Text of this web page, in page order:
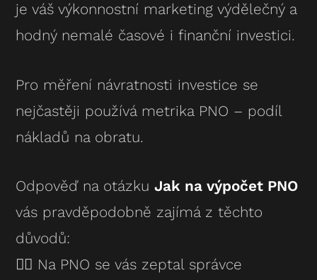
je váš výkonnostní marketing výdělečný a
hodný nemalé časové i finanční investici.
Pro měření návratnosti investice se
nejčastěji používá metrika PNO – podíl
nákladů na obratu.
Odpověď na otázkuJak na výpočet PNO
vás pravděpodobně zajímá z těchto
důvodů:
👉🏻 Na PNO se vás zeptal správce